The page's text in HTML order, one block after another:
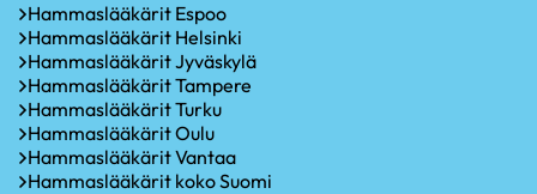
Hammaslääkärit Espoo
Hammaslääkärit Helsinki
Hammaslääkärit Jyväskylä
Hammaslääkärit Tampere
Hammaslääkärit Turku
Hammaslääkärit Oulu
Hammaslääkärit Vantaa
Hammaslääkärit koko Suomi